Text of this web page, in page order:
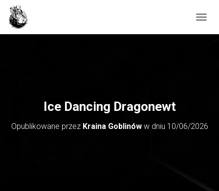
Ice Dancing Dragonewt
Opublikowane przez Kraina Goblinóww dniu 10/06/2026